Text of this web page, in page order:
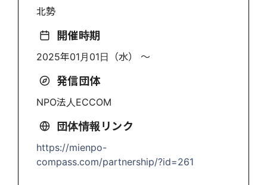
北勢
開催時期
2025年01月01日（水） 〜
発信団体
NPO法人ECCOM
団体情報リンク
https://mienpo-
compass.com/partnership/?id=261